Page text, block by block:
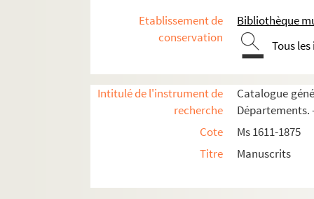
Etablissement de
conservation
Bibliothèque
Tous
Intitulé de l'instrument de
recherche
Catalogue
Départements.
Cote
Ms 1611-1875
Titre
Manuscrits
Ms 1866. Tome VII. Lettres adressées
Ms 1867. Tome VIII. Lettres
Ms 1868. Tome IX. Lettres adressées
Ms 1869. Tome X. Lettres adressées à
Lélut (47 lettres, 1862-1878)
Siméon Luce (9 lettres, 1867-1885)